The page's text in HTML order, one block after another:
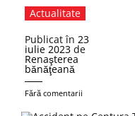
Actualitate
Publicat în 23
iulie 2023 de
Renaşterea
bănăţeană
Fără comentarii